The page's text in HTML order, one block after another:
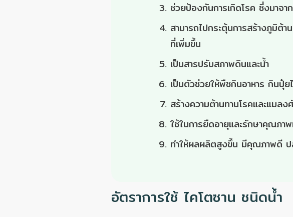
ช่วยป้องกันการเกิดโรค ซึ่งมาจา
สามารถไปกระตุ้นการสร้างภูมิต้
ที่เพิ่มขึ้น
เป็นสารปรับสภาพดินและน้ำ
เป็นตัวช่วยให้พืชกินอาหาร กินปุ๋
สร้างความต้านทานโรคและแมล
ใช้ในการยืดอายุและรักษาคุณภา
ทำให้ผลผลิตสูงขึ้น มีคุณภาพดี ป
อัตราการใช้ ไคโตซาน ชนิดน้ำ